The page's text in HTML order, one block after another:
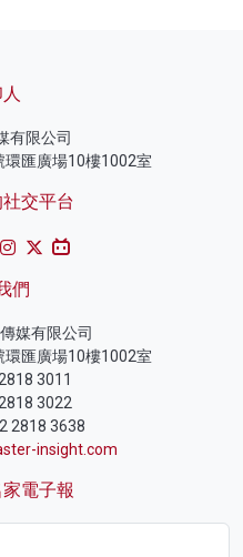
有限公司
環匯廣場10樓1002室
交平台
們
媒有限公司
環匯廣場10樓1002室
3011
3022
2818 3638
insight.com
電子報